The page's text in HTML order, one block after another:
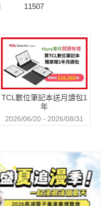
11507
TCL數位筆記本送月讀包1
年
2026/06/20 - 2026/08/31